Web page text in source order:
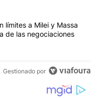
gobernadores marcan
límites a Milei y Massa
de las negociaciones
Gestionado por